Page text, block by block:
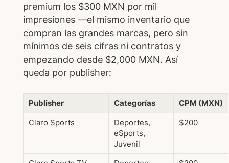
premium los $300 MXN por mil
impresiones —el mismo inventario que
compran las grandes marcas, pero sin
mínimos de seis cifras ni contratos y
empezando desde $2,000 MXN. Así
queda por publisher:
Publisher Categorías
CPM (MXN)
Claro Sports
Deportes,
eSports,
Juvenil
$200